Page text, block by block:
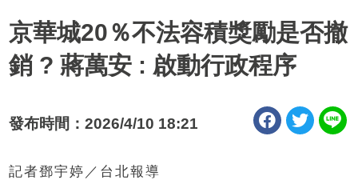
京華城20％不法容積獎勵是否撤
銷 ? 蔣萬安 : 啟動行政程序
發布時間：2026/4/10 18:21
記者鄧宇婷／台北報導